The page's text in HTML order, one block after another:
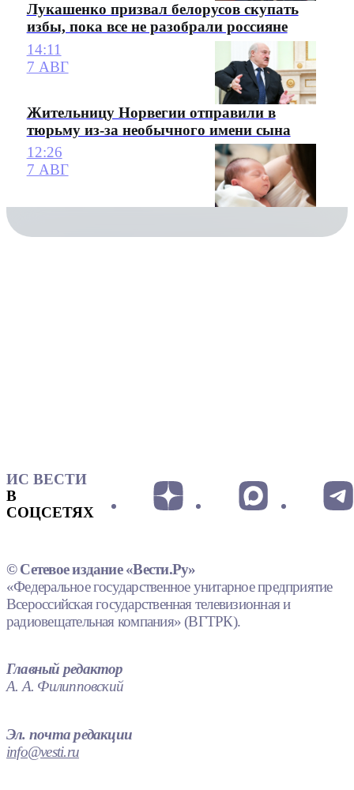
Лукашенко призвал белорусов скупать
избы, пока все не разобрали россияне
14:11
7 АВГ
Жительницу Норвегии отправили в
тюрьму из-за необычного имени сына
12:26
7 АВГ
ИС ВЕСТИ
В
СОЦСЕТЯХ
© Сетевое издание «Вести.Ру»
«Федеральное государственное унитарное предприятие
Всероссийская государственная телевизионная и
радиовещательная компания» (ВГТРК).
Главный редактор
А. А. Филипповский
Эл. почта редакции
info@vesti.ru